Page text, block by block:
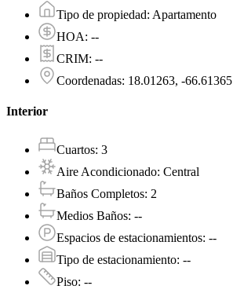
Tipo de propiedad: Apartamento
HOA: --
CRIM: --
Coordenadas: 18.01263, -66.61365
Interior
Cuartos: 3
Aire Acondicionado: Central
Baños Completos: 2
Medios Baños: --
Espacios de estacionamientos: --
Tipo de estacionamiento: --
Piso: --